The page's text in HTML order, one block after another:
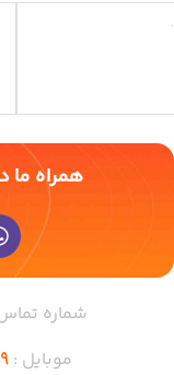
همراه ما
شماره
موبایل :